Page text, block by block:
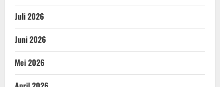
Juli 2026
Juni 2026
Mei 2026